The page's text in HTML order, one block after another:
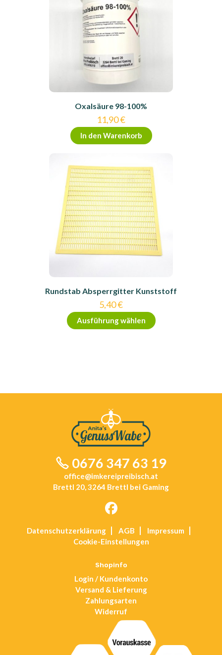
Oxalsäure 98-100%
11,90€
In den Warenkorb
Rundstab Absperrgitter Kunststoff
5,40€
Ausführung wählen
Dieses
Produkt
0676 347 63 19
office@imkereipreibisch.at
Brettl 20, 3264 Brettl bei Gaming
a
tab
Datenschutz­erklärung AGB
Impressum
Cookie-Einstellungen
Shopinfo
Login / Kundenkonto
Versand & Lieferung
Zahlungsarten
Widerruf